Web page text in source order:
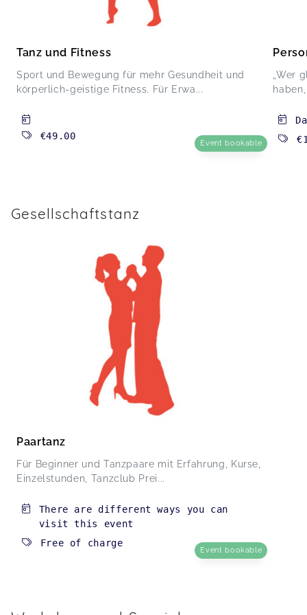
Tanz und Fitness
Sport und Bewegung für mehr Gesundheit und
körperlich-geistige Fitness. Für Erwa...
€49.00
Event bookable
„Wer
Gesellschaftstanz
Paartanz
Für Beginner und Tanzpaare mit Erfahrung, Kurse,
Einzelstunden, Tanzclub Prei...
There are different ways you can
visit this event
Free of charge
Event bookable